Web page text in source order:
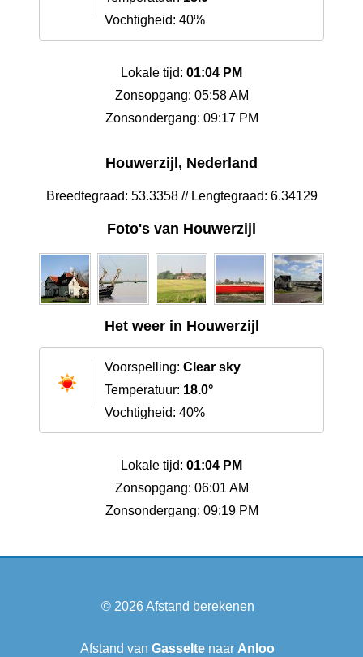
Vochtigheid: 40%
Lokale tijd: 01:04 PM
Zonsopgang: 05:58 AM
Zonsondergang: 09:17 PM
Houwerzijl, Nederland
Breedtegraad: 53.3358 // Lengtegraad: 6.34129
Foto's van Houwerzijl
Het weer in Houwerzijl
Voorspelling: Clear sky
Temperatuur: 18.0°
Vochtigheid: 40%
Lokale tijd: 01:04 PM
Zonsopgang: 06:01 AM
Zonsondergang: 09:19 PM
© 2026Afstand berekenen
Afstand van Gasselte naar Anloo